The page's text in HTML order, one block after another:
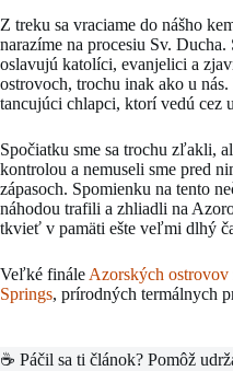
Z treku sa vraciame do nášho
narazíme na procesiu Sv.
oslavujú katolíci, evanjelici a
ostrovoch, trochu inak ako u
tancujúci chlapci, ktorí vedú cez
Spočiatku sme sa trochu zľakli,
kontrolou a nemuseli sme pred
zápasoch. Spomienku na tento
náhodou trafili a zhliadli na
tkvieť v pamäti ešte veľmi dlhý
Veľké finále Azorských ostrovov
Springs, prírodných termálnych
☕ Páčil sa ti článok? Pomôž